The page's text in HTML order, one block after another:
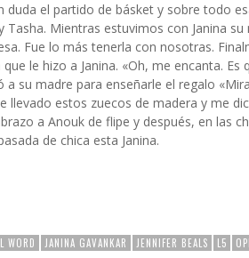
duda el partido de básket y sobre todo
Tasha. Mientras estuvimos con Janina
Fue lo más tenerla con nosotras.
le hizo a Janina. «Oh, me encanta.
a su madre para enseñarle el regalo
llevado estos zuecos de madera y me
a Anouk de flipe y después, en las
de chica esta Janina.
WORD JANINA GAVANKAR JENNIFER BEALS L5